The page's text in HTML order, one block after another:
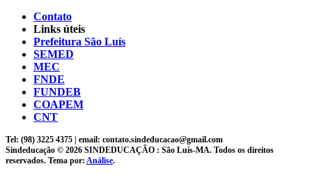
Contato
Links úteis
Prefeitura São Luís
SEMED
MEC
FNDE
FUNDEB
COAPEM
CNT
Tel: (98) 3225 4375 | email: contato.sindeducacao@gmail.com
Sindeducação © 2026 SINDEDUCAÇÃO : São Luís-MA. Todos os direitos
reservados. Tema por: Análise.